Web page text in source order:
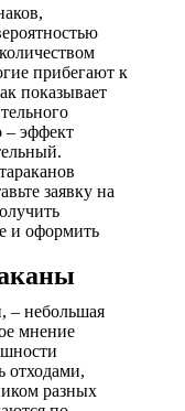
прибегают к
показывает
– эффект
заявку на
и оформить
– небольшая
мнение
отходами,
разных